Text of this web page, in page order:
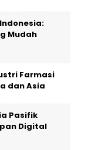
Mudah
Farmasi
dan Asia
Pasifik
Digital